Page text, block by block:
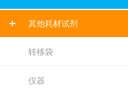
其他耗材试剂
转移袋
仪器